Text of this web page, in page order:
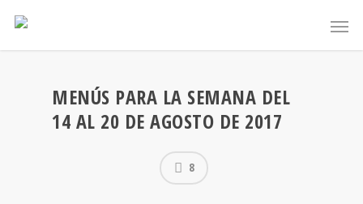
MENÚS PARA LA SEMANA DEL
14 AL 20 DE AGOSTO DE 2017
8